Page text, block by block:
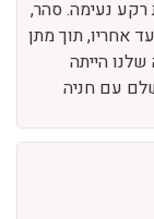
חגגנו במנדרין לופט את בת מצווה של בתנו לכ-80 אורחים והיה
שאנחנו
חלוקה
אחריו, תוך מתן